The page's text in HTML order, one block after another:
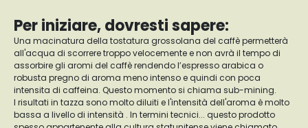
Per iniziare, dovresti sapere:
Una macinatura della tostatura grossolana del caffè permetterà
all'acqua di scorrere troppo velocemente e non avrà il tempo di
assorbire gli aromi del caffè rendendo l’espresso arabica o
robusta pregno di aroma meno intenso e quindi con poca
intensita di caffeina. Questo momento si chiama sub-mining.
I risultati in tazza sono molto diluiti e l'intensità dell'aroma è molto
bassa a livello di intensità . In termini tecnici... questo prodotto